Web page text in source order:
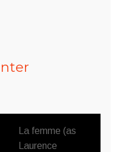
La femme (as
Laurence